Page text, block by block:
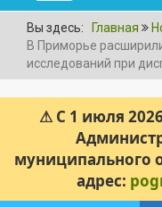
Вы здесь: Главная
В Приморье
исследований при
⚠ С 1 июля
муниципального
адрес: